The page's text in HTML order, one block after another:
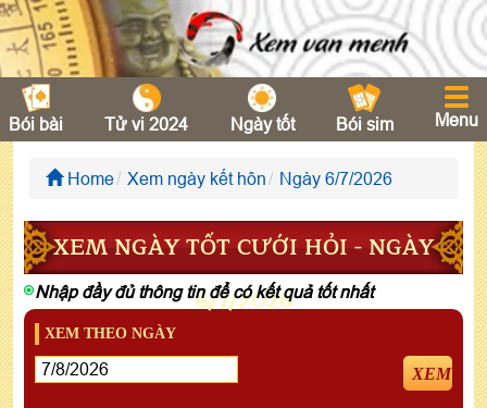
Bói bài Tử vi 2024 Ngày tốt Bói sim Menu
Home Xem ngày kết hôn Ngày 6/7/2026
XEM NGÀY TỐT CƯỚI HỎI - NGÀY
6/7/2026
Nhập đầy đủ thông tin để có kết quả tốt nhất
XEM THEO NGÀY
XEM